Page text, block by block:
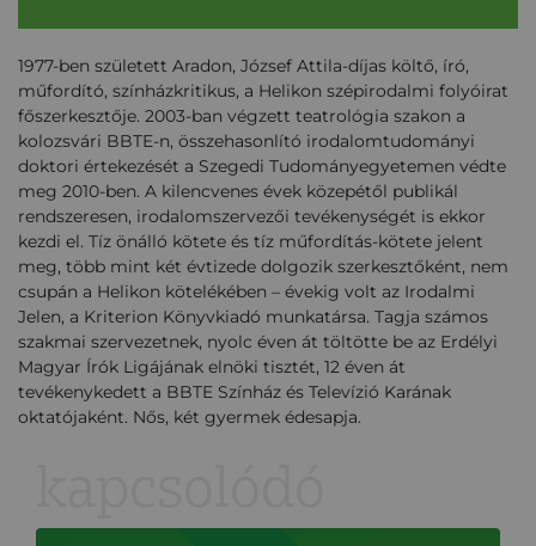
1977-ben született Aradon, József Attila-díjas költő, író,
műfordító, színházkritikus, a Helikon szépirodalmi folyóirat
főszerkesztője. 2003-ban végzett teatrológia szakon a
kolozsvári BBTE-n, összehasonlító irodalomtudományi
doktori értekezését a Szegedi Tudományegyetemen védte
meg 2010-ben. A kilencvenes évek közepétől publikál
rendszeresen, irodalomszervezői tevékenységét is ekkor
kezdi el. Tíz önálló kötete és tíz műfordítás-kötete jelent
meg, több mint két évtizede dolgozik szerkesztőként, nem
csupán a Helikon kötelékében – évekig volt az Irodalmi
Jelen, a Kriterion Könyvkiadó munkatársa. Tagja számos
szakmai szervezetnek, nyolc éven át töltötte be az Erdélyi
Magyar Írók Ligájának elnöki tisztét, 12 éven át
tevékenykedett a BBTE Színház és Televízió Karának
oktatójaként. Nős, két gyermek édesapja.